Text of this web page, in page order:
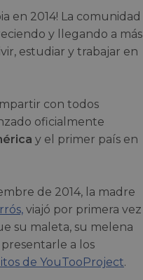
en 2014! La comunidad
y llegando a más
estudiar y trabajar en
con todos
oficialmente
y el primer país en
de 2014, la madre
viajó por primera vez
su maleta, su melena
a los
de YouTooProject.